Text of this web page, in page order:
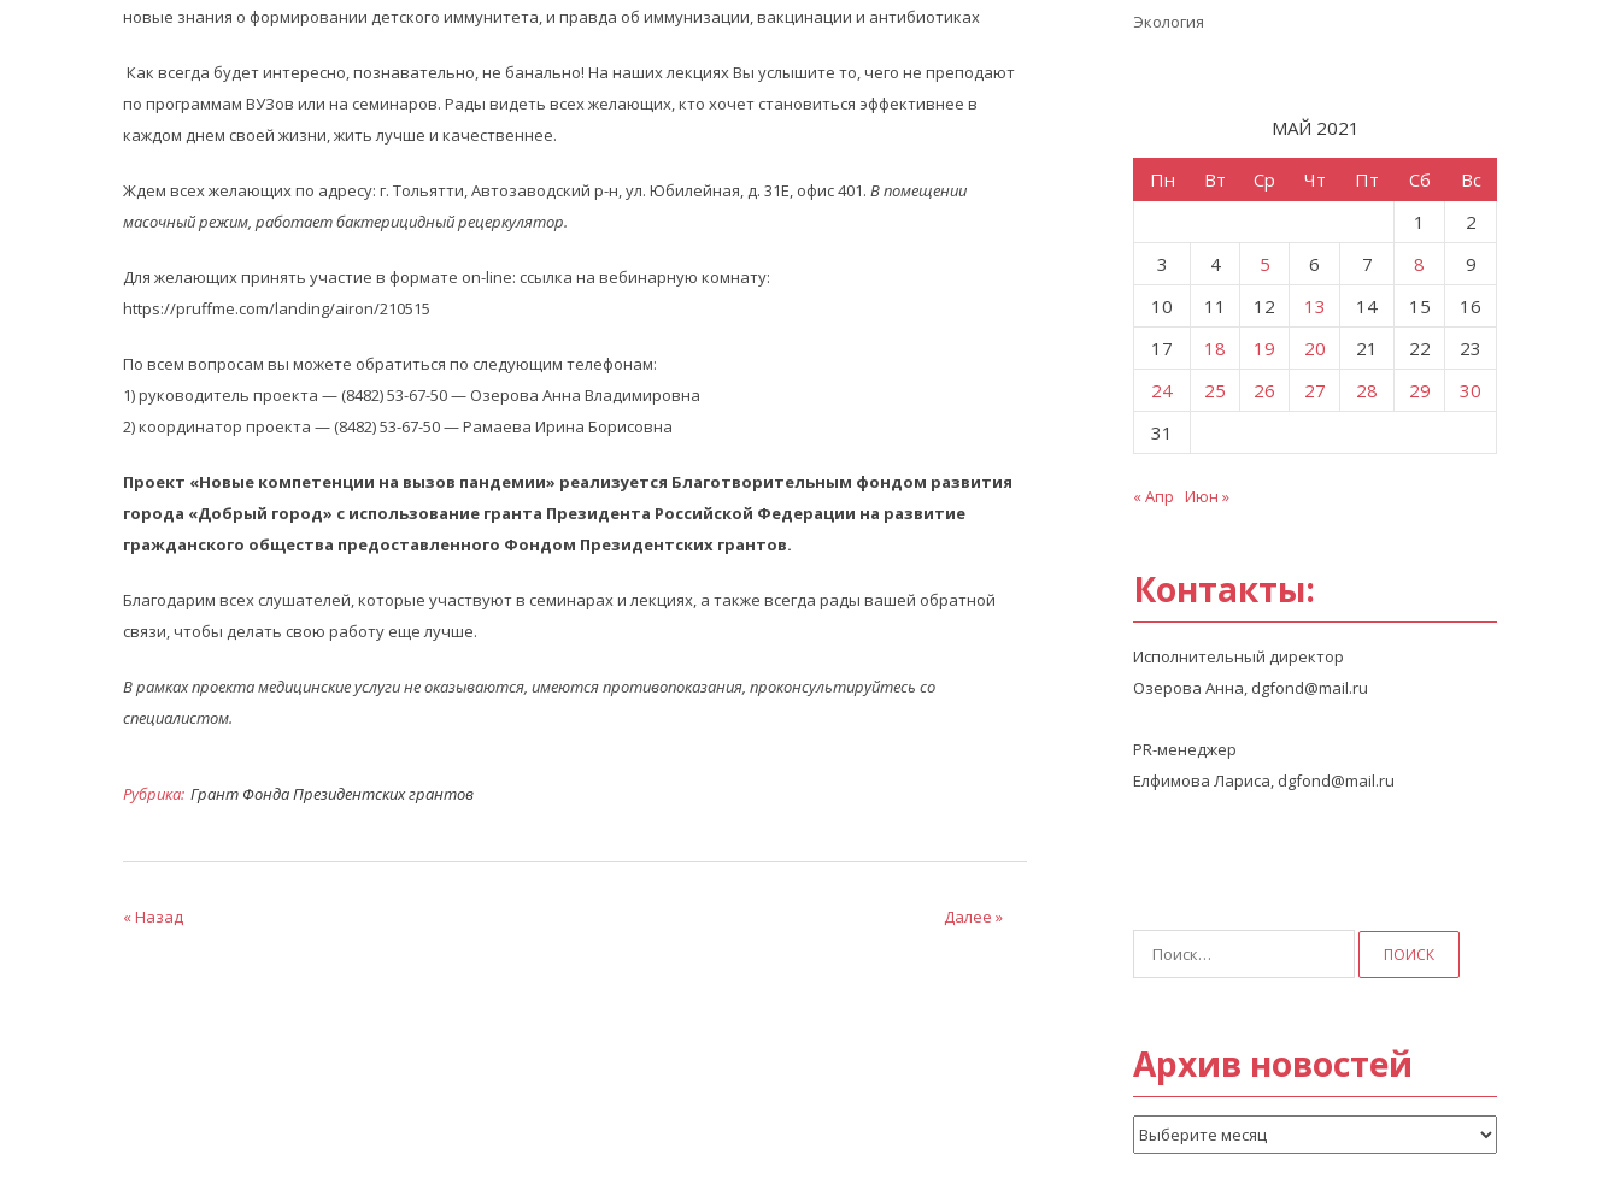
новые знания о формировании детского иммунитета, и правда об иммунизации, вакцинации и антибиотиках
Как всегда будет интересно, познавательно, не банально! На наших лекциях Вы услышите то, чего не преподают
по программам ВУЗов или на семинаров. Рады видеть всех желающих, кто хочет становиться эффективнее в
каждом днем своей жизни, жить лучше и качественнее.
Ждем всех желающих по адресу: г. Тольятти, Автозаводский р-н, ул. Юбилейная, д. 31Е, офис 401. В помещении
масочный режим, работает бактерицидный рецеркулятор.
Для желающих принять участие в формате on-line: ссылка на вебинарную комнату:
https://pruffme.com/landing/airon/210515
По всем вопросам вы можете обратиться по следующим телефонам:
1) руководитель проекта — (8482) 53-67-50 — Озерова Анна Владимировна
2) координатор проекта — (8482) 53-67-50 — Рамаева Ирина Борисовна
Проект «Новые компетенции на вызов пандемии» реализуется Благотворительным фондом развития
города «Добрый город» с использование гранта Президента Российской Федерации на развитие
гражданского общества предоставленного Фондом Президентских грантов.
Благодарим всех слушателей, которые участвуют в семинарах и лекциях, а также всегда рады вашей обратной
связи, чтобы делать свою работу еще лучше.
В рамках проекта медицинские услуги не оказываются, имеются противопоказания, проконсультируйтесь со
специалистом.
Рубрика: Грант Фонда Президентских грантов
« Назад Далее »
Экология
МАЙ 2021
Пн Вт Ср Чт Пт Сб
Вс
1
2
3
4 5 6 7 8
9
10
11 12 13 14 15
16
17
18 19 20 21 22
23
24
25 26 27 28 29
30
31
« Апр Июн »
Контакты:
Исполнительный директор
Озерова Анна, dgfond@mail.ru
PR-менеджер
Елфимова Лариса, dgfond@mail.ru
Архив новостей
Архив
новостей